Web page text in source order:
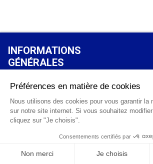
INFORMATIONS
GÉNÉRALES
FAQ
CGV
Mentions légales
Contact